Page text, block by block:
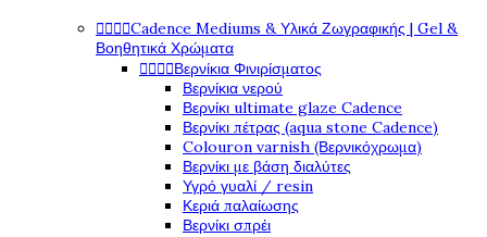
Cadence Mediums & Υλικά Ζωγραφικής | Gel &
Βοηθητικά Χρώματα
Βερνίκια Φινιρίσματος
Βερνίκια νερού
Βερνίκι ultimate glaze Cadence
Βερνίκι πέτρας (aqua stone Cadence)
Colouron varnish (Βερνικόχρωμα)
Βερνίκι με βάση διαλύτες
Υγρό γυαλί / resin
Κεριά παλαίωσης
Βερνίκι σπρέι